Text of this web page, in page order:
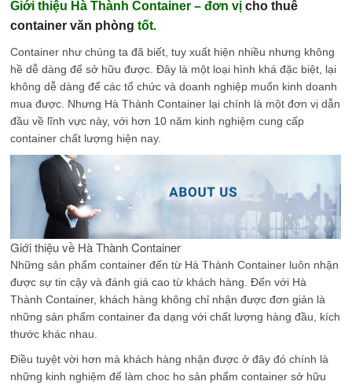
Giới thiệu Hà Thành Container – đơn vịcho thuê
container văn phòng tốt.
Container như chúng ta đã biết, tuy xuất hiện nhiều nhưng không
hề dễ dàng để sở hữu được. Đây là một loại hình khá đặc biệt, lại
không dễ dàng để các tổ chức và doanh nghiệp muốn kinh doanh
mua được. Nhưng Hà Thành Container lại chính là một đơn vị dẫn
đầu về lĩnh vực này, với hơn 10 năm kinh nghiệm cung cấp
container chất lượng hiện nay.
Giới thiệu về Hà Thành Container
Những sản phẩm container đến từ Hà Thành Container luôn nhận
được sự tin cậy và đánh giá cao từ khách hàng. Đến với Hà
Thành Container, khách hàng không chỉ nhận được đơn giản là
những sản phẩm container đa dạng với chất lượng hàng đầu, kích
thước khác nhau.
Điều tuyệt vời hơn mà khách hàng nhận được ở đây đó chính là
những kinh nghiệm để làm choc ho sản phẩm container sở hữu